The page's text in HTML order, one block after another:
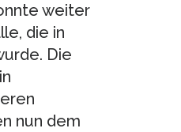
weiter
die in
Die
nun dem